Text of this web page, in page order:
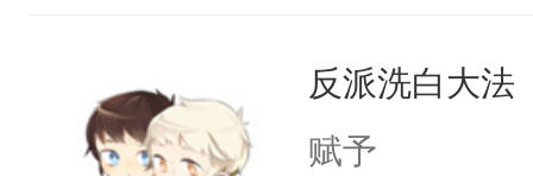
惜被人暗害，
绝。主神知晓
反派洗白大法
赋予